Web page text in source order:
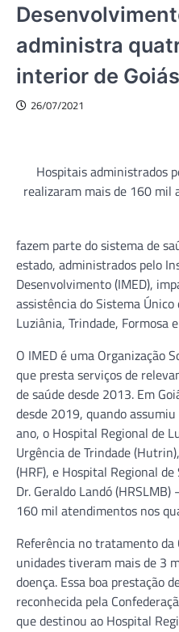
administra
interior de Goiás
26/07/2021
Hospitais administrados
realizaram mais de 160 mil
fazem parte do sistema de
estado, administrados pelo
Desenvolvimento (IMED),
assistência do Sistema Único
Luziânia, Trindade, Formosa
O IMED é uma Organização
que presta serviços de
de saúde desde 2013. Em
desde 2019, quando
ano, o Hospital Regional de
Urgência de Trindade
(HRF), e Hospital Regional
Dr. Geraldo Landó
160 mil atendimentos nos
Referência no tratamento
unidades tiveram mais de 3
doença. Essa boa prestação
reconhecida pela
que destinou ao Hospital